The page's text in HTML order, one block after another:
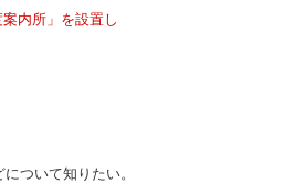
内所」を設置し
ついて知りたい。